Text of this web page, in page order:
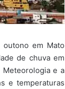
em Mato
de chuva em
e a
e temperaturas